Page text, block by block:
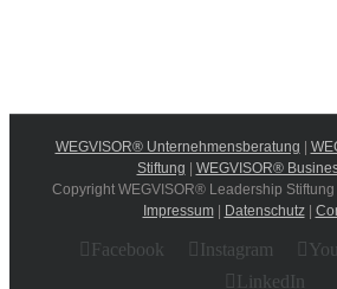
WEGVISOR® Unternehmensberatung
Stiftung
WEGVISOR®
Copyright WEGVISOR® Leadership Stiftung
Impressum| Datenschutz|
Facebook Instagram
LinkedIn